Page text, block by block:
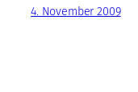
4. November 2009